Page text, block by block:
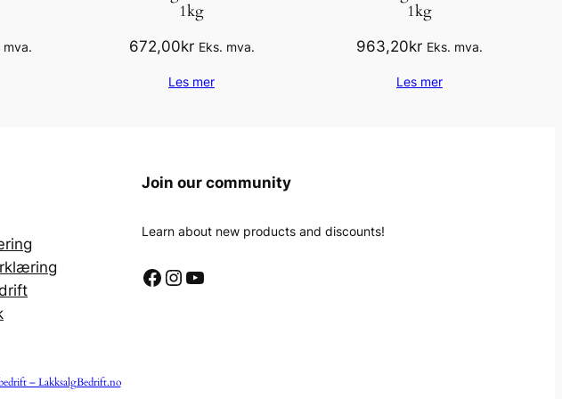
mva.
1kg
672,00kr Eks. mva.
Les mer
1kg
963,20kr Eks. mva.
Les mer
Join our community
Learn about new products and discounts!
Facebook Instagram YouTube
– LakksalgBedrift.no